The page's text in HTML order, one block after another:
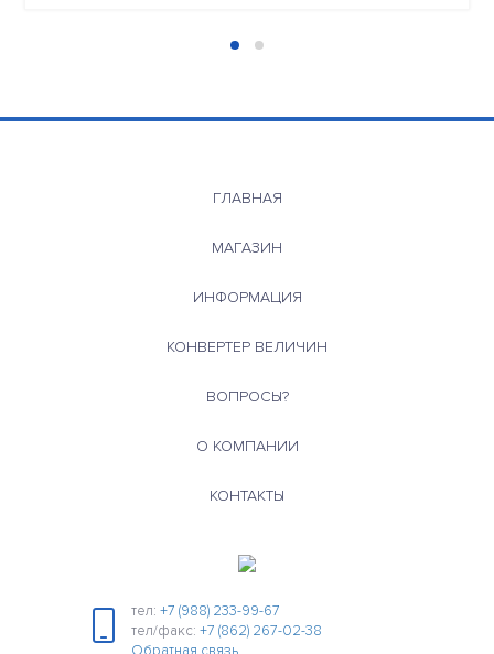
ГЛАВНАЯ
МАГАЗИН
ИНФОРМАЦИЯ
КОНВЕРТЕР ВЕЛИЧИН
ВОПРОСЫ?
О КОМПАНИИ
КОНТАКТЫ
тел: +7 (988) 233-99-67
тел/факс: +7 (862) 267-02-38